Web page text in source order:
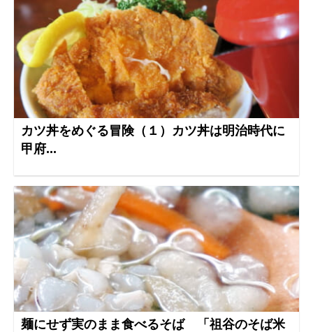
カツ丼をめぐる冒険（１）カツ丼は明治時代に
甲府...
麺にせず実のまま食べるそば 「祖谷のそば米